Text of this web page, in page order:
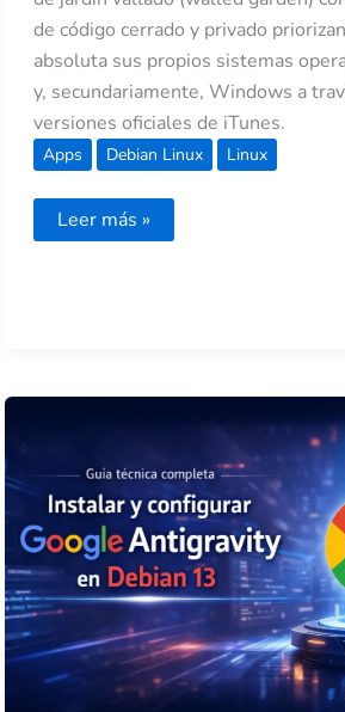
de código cerrado y privado
absoluta sus propios sistemas
y, secundariamente, Windows a
versiones oficiales de iTunes.
Apps Debian Linux Linux
Leer más »
Guía
instalar
y
configurar
Google
Antigravity
en
Debian
13.